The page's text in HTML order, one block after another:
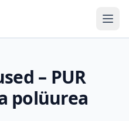
– PUR
polüurea